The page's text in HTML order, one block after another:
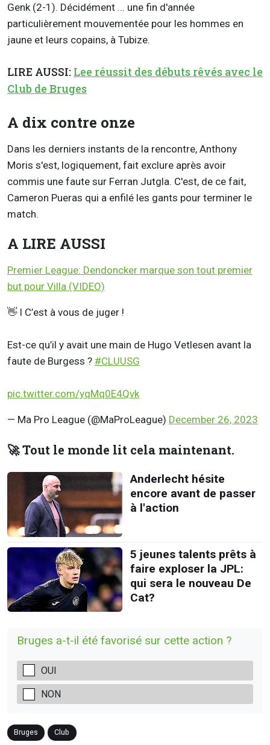
Genk (2-1). Décidément ... une fin d'année
particulièrement mouvementée pour les hommes en
jaune et leurs copains, à Tubize.
LIRE AUSSI: Lee réussit des débuts rêvés avec le
Club de Bruges
A dix contre onze
Dans les derniers instants de la rencontre, Anthony
Moris s'est, logiquement, fait exclure après avoir
commis une faute sur Ferran Jutgla. C'est, de ce fait,
Cameron Pueras qui a enfilé les gants pour terminer le
match.
A LIRE AUSSI
Premier League: Dendoncker marque son tout premier
but pour Villa (VIDEO)
👋 l C’est à vous de juger !
Est-ce qu’il y avait une main de Hugo Vetlesen avant la
faute de Burgess ? #CLUUSG
pic.twitter.com/yqMq0E4Qvk
— Ma Pro League (@MaProLeague) December 26, 2023
🚀 Tout le monde lit cela maintenant.
Anderlecht hésite
encore avant de passer
à l'action
5 jeunes talents prêts à
faire exploser la JPL:
qui sera le nouveau De
Cat?
Bruges a-t-il été favorisé sur cette action ?
OUI
NON
Bruges Club